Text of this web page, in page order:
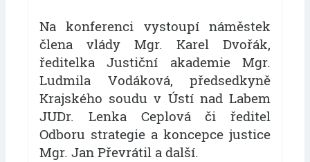
Na konferenci vystoupí náměstek
člena vlády Mgr. Karel Dvořák,
ředitelka Justiční akademie Mgr.
Ludmila Vodáková, předsedkyně
Krajského soudu v Ústí nad Labem
JUDr. Lenka Ceplová či ředitel
Odboru strategie a koncepce justice
Mgr. Jan Převrátil a další.